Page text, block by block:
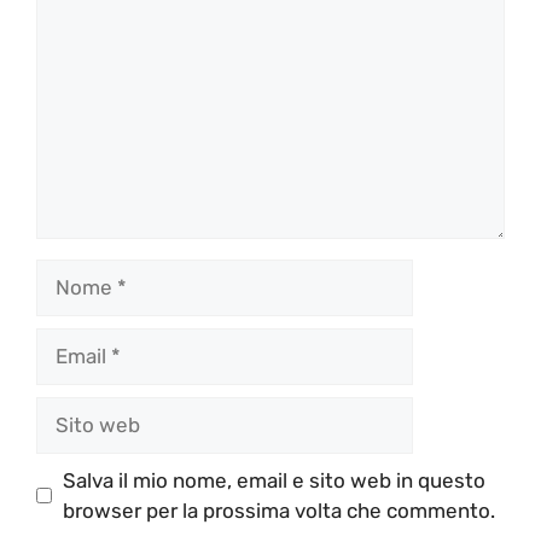
web
Salva il mio nome, email e sito web in questo
browser per la prossima volta che commento.